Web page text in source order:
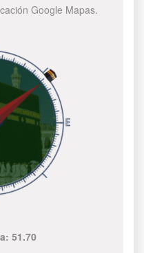
Google Mapas.
51.70